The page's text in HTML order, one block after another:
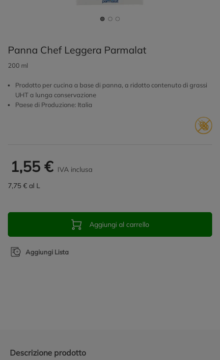
Panna Chef Leggera Parmalat
200 ml
Prodotto per cucina a base di panna, a ridotto contenuto di grassi
UHT a lunga conservazione
Paese di Produzione: Italia
1,55 € IVA inclusa
7,75 € al L
Aggiungi al carrello
Aggiungi Lista
Descrizione prodotto